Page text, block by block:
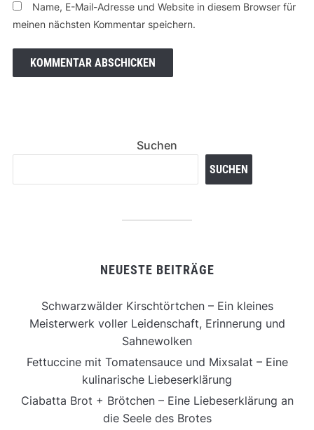
Name, E-Mail-Adresse und Website in diesem Browser für
meinen nächsten Kommentar speichern.
Suchen
SUCHEN
NEUESTE BEITRÄGE
Schwarzwälder Kirschtörtchen – Ein kleines
Meisterwerk voller Leidenschaft, Erinnerung und
Sahnewolken
Fettuccine mit Tomatensauce und Mixsalat – Eine
kulinarische Liebeserklärung
Ciabatta Brot + Brötchen – Eine Liebeserklärung an
die Seele des Brotes